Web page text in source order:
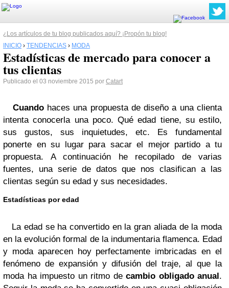
¿Los artículos de tu blog publicados aquí? ¡Propón tu blog!
INICIO › TENDENCIAS › MODA
Estadísticas de mercado para conocer a
tus clientas
Publicado el 03 noviembre 2015 por Catart
Cuando haces una propuesta de diseño a una clienta
intenta conocerla una poco. Qué edad tiene, su estilo,
sus gustos, sus inquietudes, etc. Es fundamental
ponerte en su lugar para sacar el mejor partido a tu
propuesta. A continuación he recopilado de varias
fuentes, una serie de datos que nos clasifican a las
clientas según su edad y sus necesidades.
Estadísticas por edad
La edad se ha convertido en la gran aliada de la moda
en la evolución formal de la indumentaria flamenca. Edad
y moda aparecen hoy perfectamente imbricadas en el
fenómeno de expansión y difusión del traje, al que la
moda ha impuesto un ritmo de cambio obligado anual.